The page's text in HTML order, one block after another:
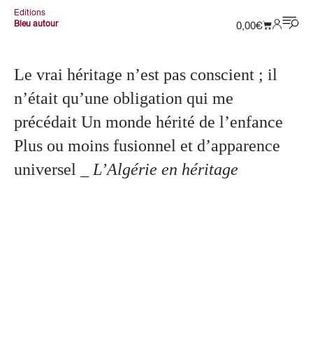
Editions
Bleu autour
0,00€
Le vrai héritage n’est pas conscient ; il
n’était qu’une obligation qui me
précédait Un monde hérité de l’enfance
Plus ou moins fusionnel et d’apparence
universel
_ L’Algérie en héritage